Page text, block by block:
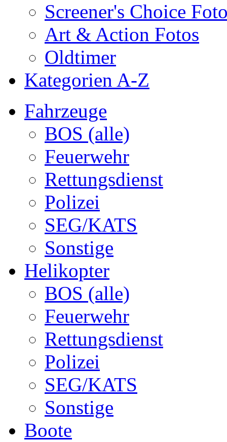
Screener's Choice
Art & Action Fotos
Oldtimer
Kategorien A-Z
Fahrzeuge
BOS (alle)
Feuerwehr
Rettungsdienst
Polizei
SEG/KATS
Sonstige
Helikopter
BOS (alle)
Feuerwehr
Rettungsdienst
Polizei
SEG/KATS
Sonstige
Boote